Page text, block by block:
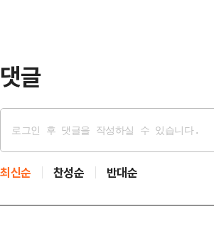
댓글
최신순 찬성순 반대순